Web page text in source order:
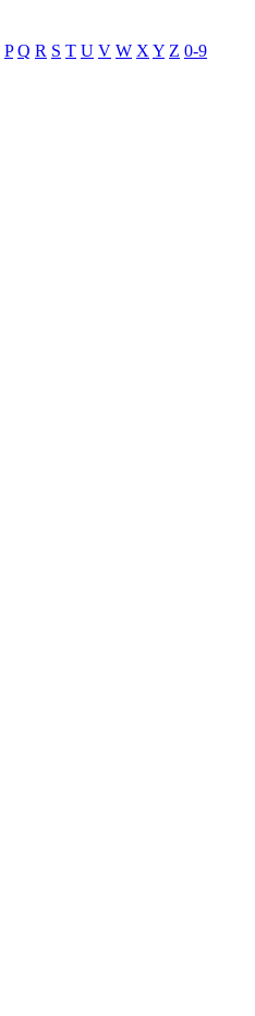
P Q R S T U V W X Y Z 0-9